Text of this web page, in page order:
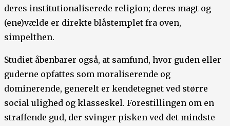
deres institutionaliserede religion; deres magt og
(ene)vælde er direkte blåstemplet fra oven,
simpelthen.
Studiet åbenbarer også, at samfund, hvor guden eller
guderne opfattes som moraliserende og
dominerende, generelt er kendetegnet ved større
social ulighed og klasseskel. Forestillingen om en
straffende gud, der svinger pisken ved det mindste